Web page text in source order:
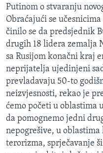
SLOBODA MEDIJA
ŽENSKA STRANA
IZBJEGLIČKA STRANA
MAGAZIN
O GLASU AMERIKE
Learning English
PRATITE NAS
Putinom o stvaranju
Obraćajući se
činilo se da predsjednik
drugih 18 lidera zemalja
sa Rusijom konačni kraj
neprijatelja ujedinjeni
prevladavaju 50-to
neizvjesnosti, rekao je
ćemo početi u oblastima
da pomognemo jedni
nepogrešive, u
terorizma, sprječavanje